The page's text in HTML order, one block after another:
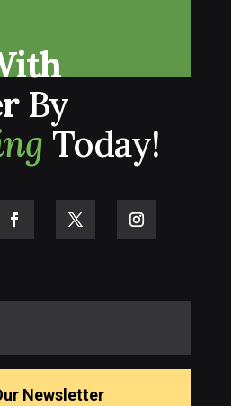
By
Today!
Newsletter